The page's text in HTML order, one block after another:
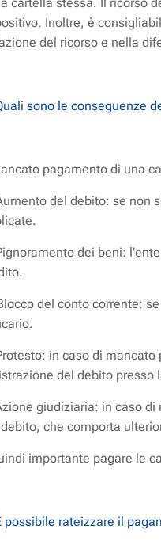
Inoltre, è
del ricorso e nella
sono le conseguenze
pagamento di una
del debito: se non
dei beni:
del conto corrente:
in caso di
del debito
giudiziaria: in caso
che comporta
importante pagare le
possibile rateizzare il